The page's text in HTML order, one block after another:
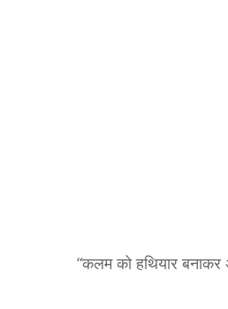
“कलम को हथियार बनाकर